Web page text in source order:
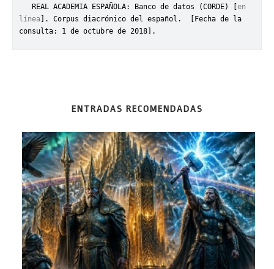
   REAL ACADEMIA ESPAÑOLA: Banco de datos (CORDE) [
en
línea ]. Corpus diacrónico del español.
[Fecha de la
consulta: 1 de octubre de 2018].
ENTRADAS RECOMENDADAS